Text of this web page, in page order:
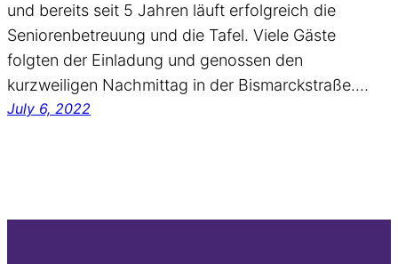
und bereits seit 5 Jahren läuft erfolgreich die
Seniorenbetreuung und die Tafel. Viele Gäste
folgten der Einladung und genossen den
kurzweiligen Nachmittag in der Bismarckstraße.…
July 6, 2022